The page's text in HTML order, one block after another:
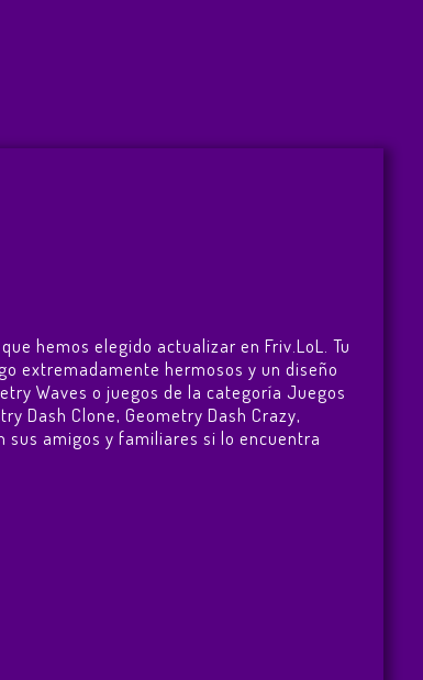
hemos elegido actualizar en Friv.LoL. Tu
extremadamente hermosos y un diseño
Waves o juegos de la categoría Juegos
Dash Clone, Geometry Dash Crazy,
sus amigos y familiares si lo encuentra